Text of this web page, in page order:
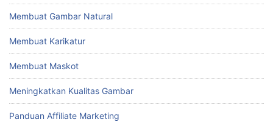
Membuat Gambar Natural
Membuat Karikatur
Membuat Maskot
Meningkatkan Kualitas Gambar
Panduan Affiliate Marketing